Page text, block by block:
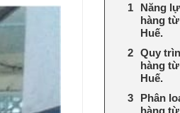
Năng
hàng
Huế.
Quy
hàng
Huế.
Phân
hàng